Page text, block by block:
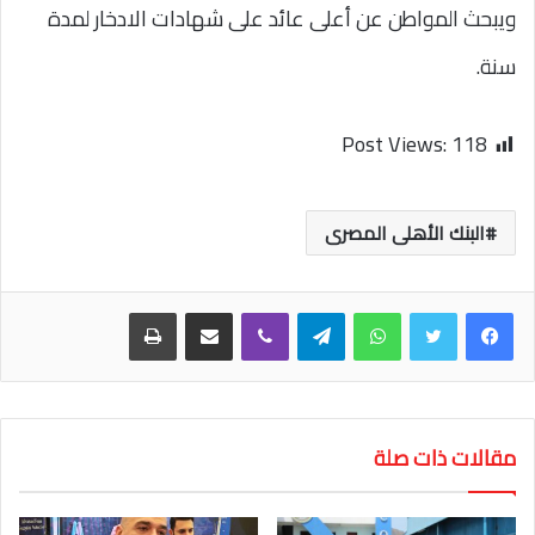
ويبحث المواطن عن أعلى عائد على شهادات الادخار لمدة
سنة.
Post Views:118
البنك الأهلى المصرى
واتساب تيلقرام
مقالات ذات صلة